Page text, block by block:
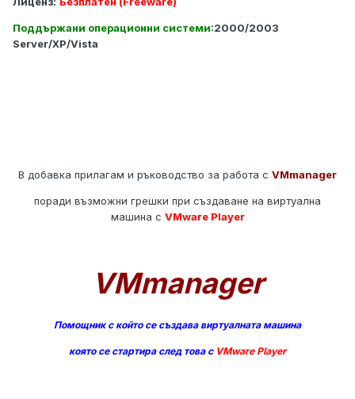
Поддържани операционни системи:2000/2003
Server/XP/Vista
В добавка прилагам и ръководство за работа с VMmanager
поради възможни грешки при създаване на виртуална
машина с VMware Player
VMmanager
Помощник с който се създава виртуалната машина
която се стартира след това с VMware Player